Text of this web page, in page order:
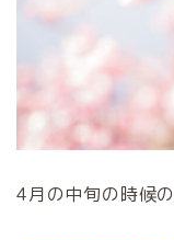
4月の中旬の時候